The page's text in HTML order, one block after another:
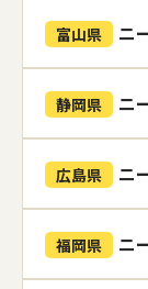
富山県 ニ
静岡県 ニ
広島県 ニ
福岡県 ニ